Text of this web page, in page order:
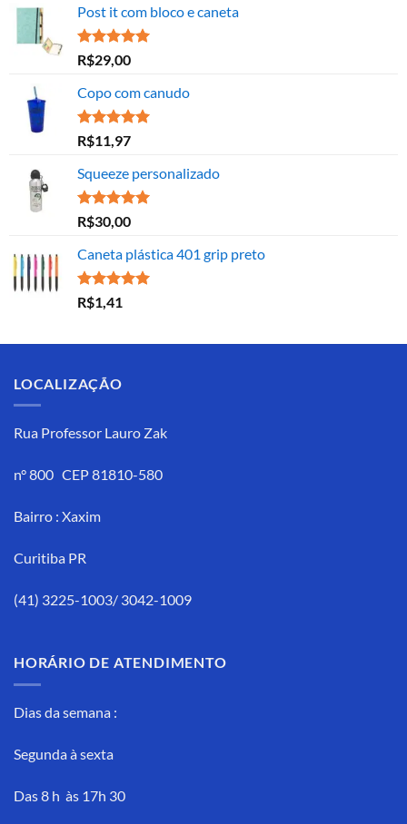
Post it com bloco e caneta
Avaliação
5.00
de 5
R$29,00
Copo com canudo
Avaliação
5.00
de 5
R$11,97
Squeeze personalizado
Avaliação
5.00
de 5
R$30,00
Caneta plástica 401 grip preto
Avaliação
5.00 de 5
R$1,41
LOCALIZAÇÃO
Rua Professor Lauro Zak
n° 800 CEP 81810-580
Bairro : Xaxim
Curitiba PR
(41) 3225-1003/ 3042-1009
HORÁRIO DE ATENDIMENTO
Dias da semana :
Segunda à sexta
Das 8 h às 17h 30